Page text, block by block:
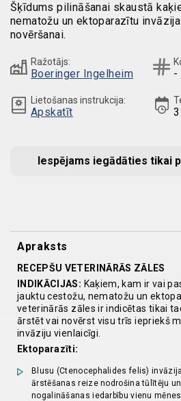
Šķīdums pilināšanai skaustā
nematožu un ektoparazītu
novēršanai.
Ražotājs:
Boeringer Ingelheim -
Lietošanas instrukcija:
Apskatīt
Iespējams iegādāties tikai
Apraksts
RECEPŠU VETERINĀRĀS ZĀLES
INDIKĀCIJAS: Kaķiem, kam ir vai
jauktu cestožu, nematožu un
veterinārās zāles ir indicētas tikai
ārstēt vai novērst visu trīs iepriekš
invāziju vienlaicīgi.
Ektoparazīti:
Blusu (Ctenocephalides felis)
ārstēšanas reize nodrošina tūlītēju
nogalināšanas iedarbību vienu